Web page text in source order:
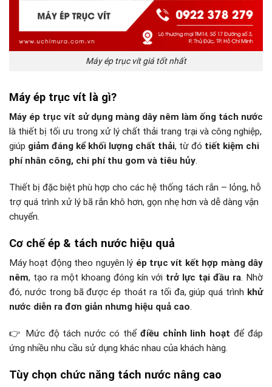
Máy ép trục vít giá tốt nhất
Máy ép trục vít là gì?
Máy ép trục vít sử dụng màng dây nêm làm ống tách nước
là thiết bị tối ưu trong xử lý chất thải trang trại và công nghiệp,
giúp giảm đáng kể khối lượng chất thải, từ đó tiết kiệm chi
phí nhân công, chi phí thu gom và tiêu hủy.
Thiết bị đặc biệt phù hợp cho các hệ thống tách rắn – lỏng, hỗ
trợ quá trình xử lý bã rắn khô hơn, gọn nhẹ hơn và dễ dàng vận
chuyển.
Cơ chế ép & tách nước hiệu quả
Máy hoạt động theo nguyên lý ép trục vít kết hợp màng dây
nêm, tạo ra một khoang đóng kín với trở lực tại đầu ra. Nhờ
đó, nước trong bã được ép thoát ra tối đa, giúp quá trình khử
nước diễn ra đơn giản nhưng hiệu quả cao.
👉 Mức độ tách nước có thể điều chỉnh linh hoạt để đáp
ứng nhiều nhu cầu sử dụng khác nhau của khách hàng.
Tùy chọn chức năng tách nước nâng cao